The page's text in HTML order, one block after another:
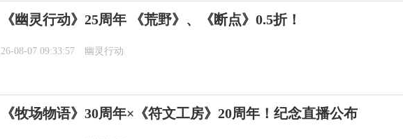
《幽灵行动》25周年 《荒野》、《断点》0.5折！
26-08-07 09:33:57 幽灵行动
《牧场物语》30周年×《符文工房》20周年！纪念直播公布